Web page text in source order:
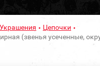
Украшения
Цепочки
(звенья усеченные,